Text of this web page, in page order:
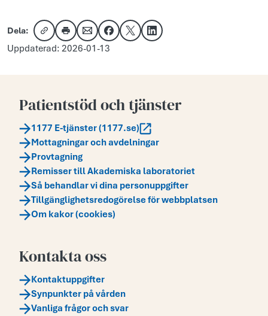
Dela:
Kopiera länk
Skriv utDela via e-post
Dela på Facebook
Dela på XDela på LinkedIn
Uppdaterad: 2026-01-13
Patientstöd och tjänster
1177 E-tjänster (1177.se)
Mottagningar och avdelningar
Provtagning
Remisser till Akademiska laboratoriet
Så behandlar vi dina personuppgifter
Tillgänglighetsredogörelse för webbplatsen
Om kakor (cookies)
Kontakta oss
Kontaktuppgifter
Synpunkter på vården
Vanliga frågor och svar